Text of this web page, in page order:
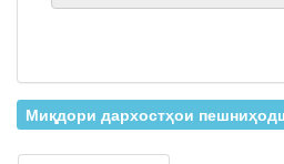
Миқдори дархостҳои